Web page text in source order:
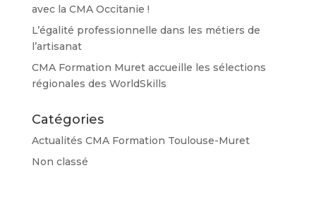
avec la CMA Occitanie !
L’égalité professionnelle dans les métiers de
l’artisanat
CMA Formation Muret accueille les sélections
régionales des WorldSkills
Catégories
Actualités CMA Formation Toulouse-Muret
Non classé